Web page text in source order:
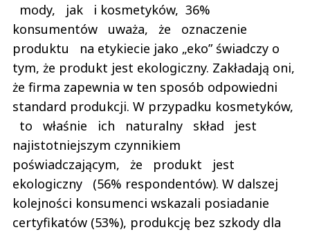
mody, jak i kosmetyków, 36%
konsumentów uważa, że oznaczenie
produktu na etykiecie jako „eko” świadczy o
tym, że produkt jest ekologiczny. Zakładają oni,
że firma zapewnia w ten sposób odpowiedni
standard produkcji. W przypadku kosmetyków,
to właśnie ich naturalny skład jest
najistotniejszym czynnikiem
poświadczającym, że produkt jest
ekologiczny (56% respondentów). W dalszej
kolejności konsumenci wskazali posiadanie
certyfikatów (53%), produkcję bez szkody dla